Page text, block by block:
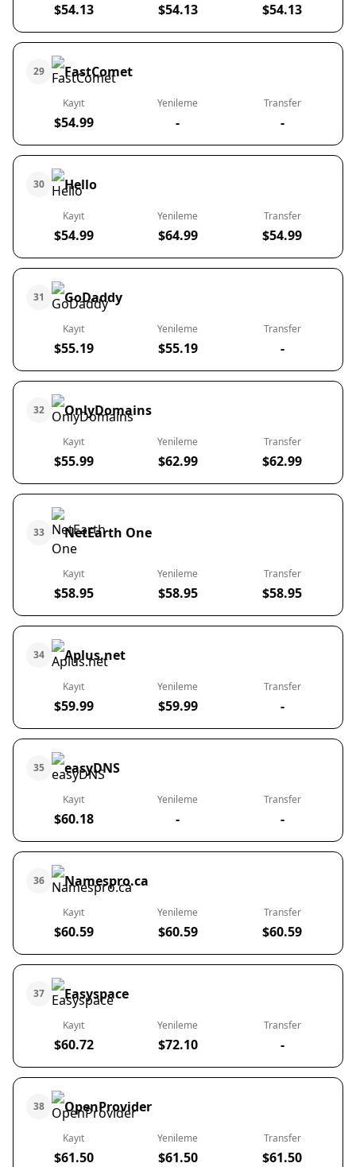
$54.13 $54.13 $54.13
29 FastComet
Kayıt
$54.99
Yenileme
-
Transfer
-
30 Hello
Kayıt
$54.99
Yenileme
$64.99
Transfer
$54.99
31 GoDaddy
Kayıt
$55.19
Yenileme
$55.19
Transfer
-
32 OnlyDomains
Kayıt
$55.99
Yenileme
$62.99
Transfer
$62.99
33 NetEarth One
Kayıt
$58.95
Yenileme
$58.95
Transfer
$58.95
34 Aplus.net
Kayıt
$59.99
Yenileme
$59.99
Transfer
-
35 easyDNS
Kayıt
$60.18
Yenileme
-
Transfer
-
36 Namespro.ca
Kayıt
$60.59
Yenileme
$60.59
Transfer
$60.59
37 Easyspace
Kayıt
$60.72
Yenileme
$72.10
Transfer
-
38 OpenProvider
Kayıt
$61.50
Yenileme
$61.50
Transfer
$61.50